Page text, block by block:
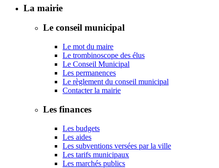
La mairie
Le conseil municipal
Le mot du maire
Le trombinoscope des élus
Le Conseil Municipal
Les permanences
Le règlement du conseil municipal
Contacter la mairie
Les finances
Les budgets
Les aides
Les subventions versées par la ville
Les tarifs municipaux
Les marchés publics